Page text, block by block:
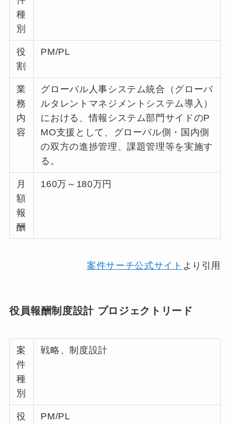
種
別
役
割
PM/PL
業
務
内
容
グローバル人事システム統合（グローバ
ルタレントマネジメントシステム導入）
における、情報システム部門サイドのP
MO支援として、グローバル側・国内側
の双方の進捗管理、課題管理等を実施す
る。
月
額
報
酬
160万～180万円
案件サーチ公式サイト より引用
役員報酬制度設計 プロジェクトリード
案
件
種
別
戦略、制度設計
役
PM/PL